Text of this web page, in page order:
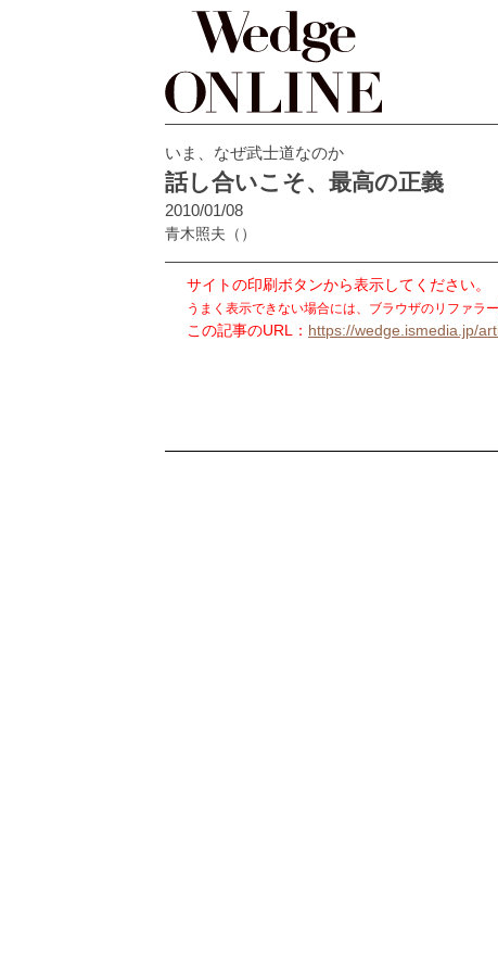
いま、なぜ武士道なのか
話し合いこそ、最高の正義
2010/01/08
青木照夫 （）
サイトの印刷ボタンから表示してください。
うまく表示できない場合には、ブラウザのリファラ
この記事のURL： https://wedge.ismedia.jp/